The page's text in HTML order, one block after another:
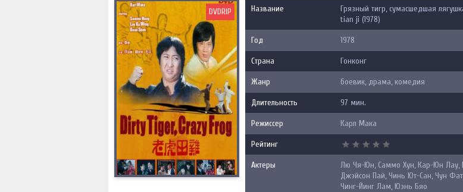
DVDRIP Название
Грязный тигр, сумасшедшая
tian ji (1978)
Год 1978
Страна Гонконг
Жанр боевик, драма, комедия
Длительность 97 мин.
Режиссер Карл Мака
Рейтинг
Актеры
Лю Чя-Юн, Саммо Хун, Кар-Юн Лау,
Джэйсон Пай, Чинь Ют-Сан, Чун
Чинг-Йинг Лам, Юэнь Бяо